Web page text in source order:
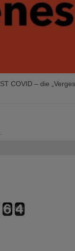
COVID – die